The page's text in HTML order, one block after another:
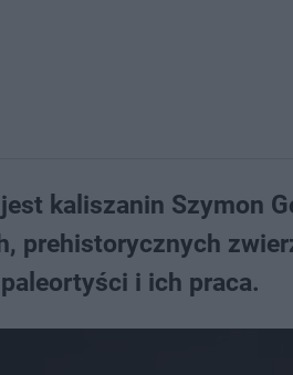
kaliszanin Szymon
prehistorycznych
i ich praca.